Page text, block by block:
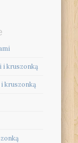
i kruszonką
kruszonką